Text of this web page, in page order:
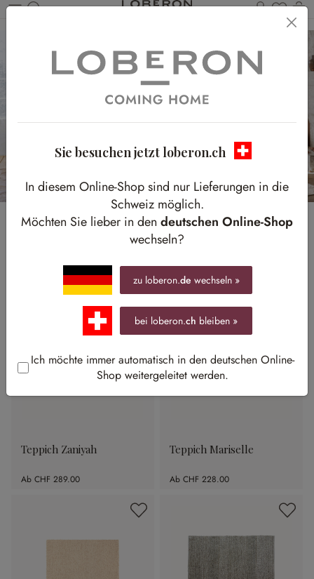
Du
COZY COLORS
Teppich Zaniyah
Ab CHF 289.00
Teppich Mariselle
Ab CHF 228.00
Sie besuchen jetzt loberon.ch
In diesem Online-Shop sind nur Lieferungen in die
Schweiz möglich.
Möchten Sie lieber in den deutschen Online-Shop
wechseln?
zu loberon.de wechseln »
bei loberon.ch bleiben »
Ich möchte immer automatisch in den deutschen Online-
Shop weitergeleitet werden.